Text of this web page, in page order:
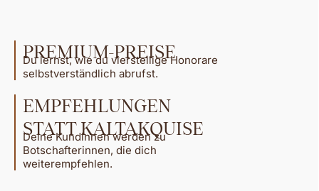
PREMIUM-PREISE
Du lernst, wie du vierstellige Honorare
selbstverständlich abrufst.
EMPFEHLUNGEN
STATT KALTAKQUISE
Deine Kundinnen werden zu
Botschafterinnen, die dich
weiterempfehlen.